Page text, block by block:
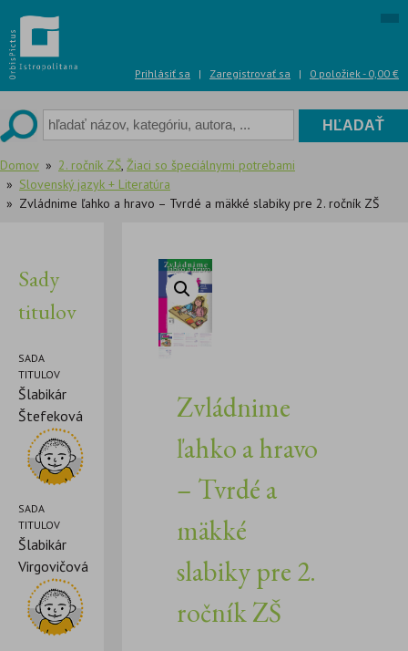
to
content
Prihlásiť sa | Zaregistrovať sa | 0 položiek - 0,00 €
Domov 2. ročník ZŠ, Žiaci so špeciálnymi potrebami
Slovenský jazyk + Literatúra
Zvládnime ľahko a hravo – Tvrdé a mäkké slabiky pre 2. ročník ZŠ
Sady
titulov
SADA
TITULOV
Šlabikár
Štefeková
SADA
TITULOV
Šlabikár
Virgovičová
Zvládnime
ľahko a hravo
– Tvrdé a
mäkké
slabiky pre 2.
ročník ZŠ